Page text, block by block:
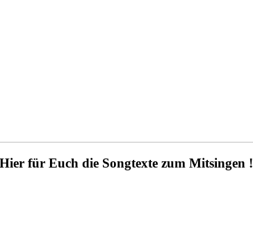
Hier für Euch die Songtexte zum Mitsingen !